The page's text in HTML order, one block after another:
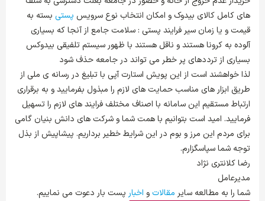
های کامل کالای بیدوک و امکان انتخاب نوع سرویس پستی بسته به
قیمت و یا زمان سیر فرایند پستی : سلامت جامع از آنجا که بسیاری
آلوده به کرونا هستند و ناقل هستند با ظهور سیستم تلفیقی بیدوکس
بسیاری از ترددهای پر خطر می تواند در جامعه حذف شود
لذا خواهشند است از این پویش استارت آپی با تبلیغ در رسانه ی ملی از
طریق ابزار های مناسب حمایت های لازم را مبذول بفرمایید و به برقراری
ارتباط مستقیم این سامانه با اصناف مختلف فرایند های لازم را تسهیل
فرمایید. امید است بتوانیم با همت شما و شرکت های دانش بنیان گامی
برای مردم این مرز و بوم در این شرایط خطیر برداریم. پیشاپیش از بذل
توجه شما سپاسگزارم.
رضا کلانتری نژاد
مدیرعامل
شما را به مطالعه سایر مقالات و اخبار پست بار دعوت می نماییم.